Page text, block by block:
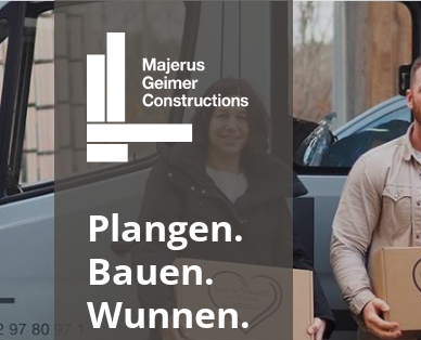
Plangen.
Bauen.
Wunnen.